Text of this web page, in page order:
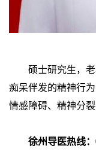
硕士研究生，老
痴呆伴发的精神行
情感障碍、精神分
徐州导医热线：